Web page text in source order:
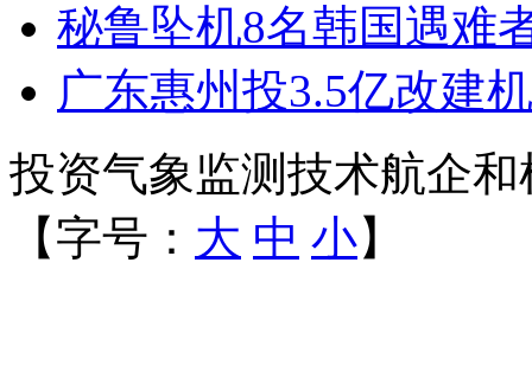
秘鲁坠机8名韩国遇难
广东惠州投3.5亿改建
投资气象监测技术航企
【字号： 大 中 小】